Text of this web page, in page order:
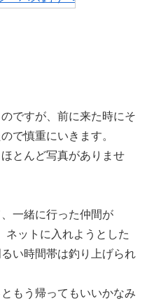
ですが、前に来た時にそ
で慎重にいきます。
とんど写真がありませ
一緒に行った仲間が
ネットに入れようとした
い時間帯は釣り上げられ
もう帰ってもいいかなみ